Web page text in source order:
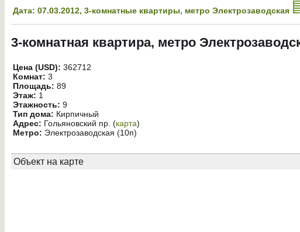
Дата: 07.03.2012, 3-комнатные квартиры, метро Электрозаводская
3-комнатная квартира, метро
Цена (USD): 362712
Комнат: 3
Площадь: 89
Этаж: 1
Этажность: 9
Тип дома: Кирпичный
Адрес: Гольяновский пр. (карта)
Метро: Электрозаводская (10п)
Объект на карте